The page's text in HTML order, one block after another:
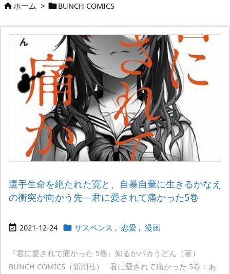
次へ

ホーム > BUNCH COMICS
選手生命を絶たれた寛と、自暴自棄に生きるかなえ
の衝突が向かう先―君に愛されて痛かった5巻
 2021-12-24  サスペンス , 恋愛 , 漫画
『君に愛されて痛かった 5巻』知るかバカうどん（著）
BUNCH COMICS（新潮社） 君に愛されて痛かった 5巻：あ